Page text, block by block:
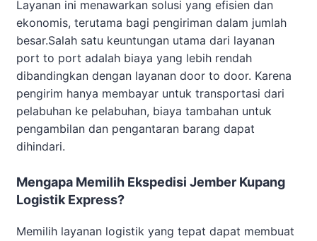
Layanan ini menawarkan solusi yang efisien dan
ekonomis, terutama bagi pengiriman dalam jumlah
besar.Salah satu keuntungan utama dari layanan
port to port adalah biaya yang lebih rendah
dibandingkan dengan layanan door to door. Karena
pengirim hanya membayar untuk transportasi dari
pelabuhan ke pelabuhan, biaya tambahan untuk
pengambilan dan pengantaran barang dapat
dihindari.
Mengapa Memilih Ekspedisi Jember Kupang
Logistik Express?
Memilih layanan logistik yang tepat dapat membuat